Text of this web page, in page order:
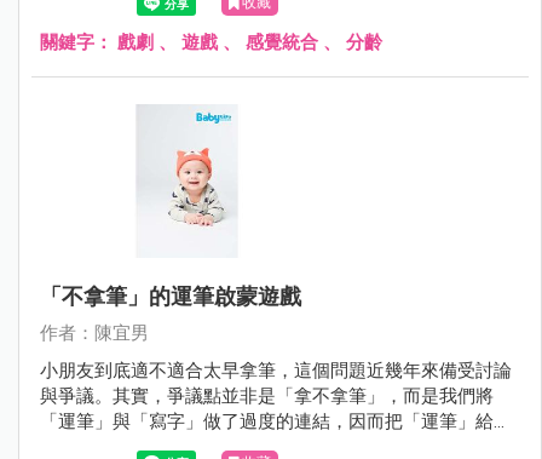
關鍵字： 戲劇 、 遊戲、 感覺統合 、 分齡
「不拿筆」的運筆啟蒙遊戲
作者：陳宜男
小朋友到底適不適合太早拿筆，這個問題近幾年來備受討論
與爭議。其實，爭議點並非是「拿不拿筆」，而是我們將
「運筆」與「寫字」做了過度的連結，因而把「運筆」給汙
名化了，導致部分家長排斥孩子太快拿筆。